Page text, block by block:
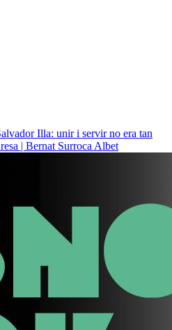
Illa: unir i servir no era tan
| Bernat Surroca Albet